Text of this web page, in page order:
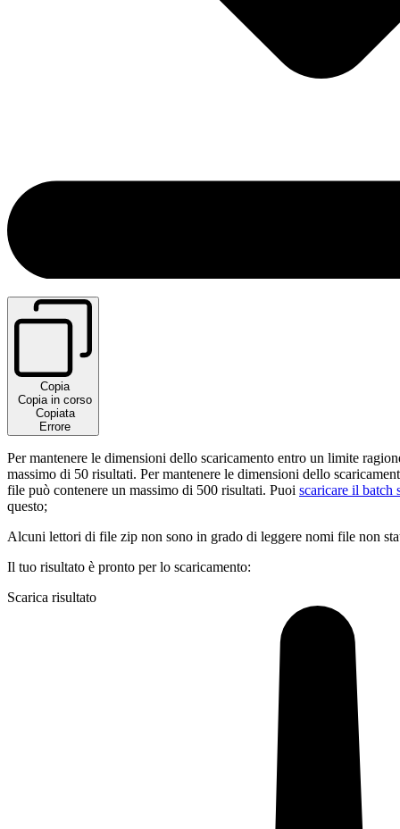
Copia
Copia in corso
Copiata
Errore
Per mantenere le dimensioni dello scaricamento entro un limite
massimo di 50 risultati. Per mantenere le dimensioni dello
file può contenere un massimo di 500 risultati. Puoi scaricare il batch
questo;
Alcuni lettori di file zip non sono in grado di leggere nomi file non
Il tuo risultato è pronto per lo scaricamento:
Scarica risultato